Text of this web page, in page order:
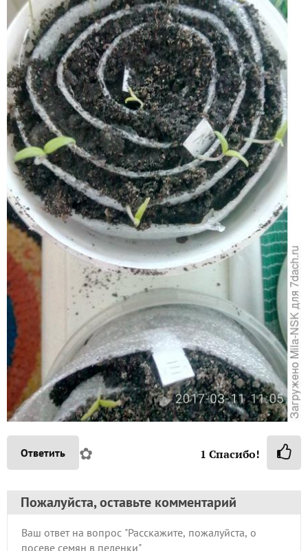
Ответить ✿ 1 Спасибо!
Пожалуйста, оставьте комментарий